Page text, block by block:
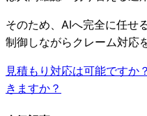
そのため、AIへ完全に任せ
制御しながらクレーム対応
見積もり対応は可能ですか？
きますか？